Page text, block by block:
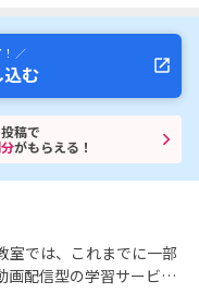
／
む
稿で
がもらえる！
室では、これまでに一部
画配信型の学習サービス